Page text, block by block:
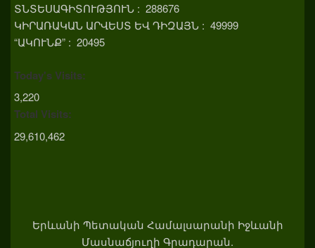
ՏՆՏԵՍԱԳԻՏՈՒԹՅՈՒՆ : 288676
ԿԻՐԱՌԱԿԱՆ ԱՐՎԵՍՏ ԵՎ ԴԻԶԱՅՆ : 49999
“ԱԿՈՒՆՔ” : 20495
Today's Visits:
3,220
Total Visits:
29,610,462
Երևանի Պետական Համալսարանի Իջևանի
Մասնաճյուղի Գրադարան.